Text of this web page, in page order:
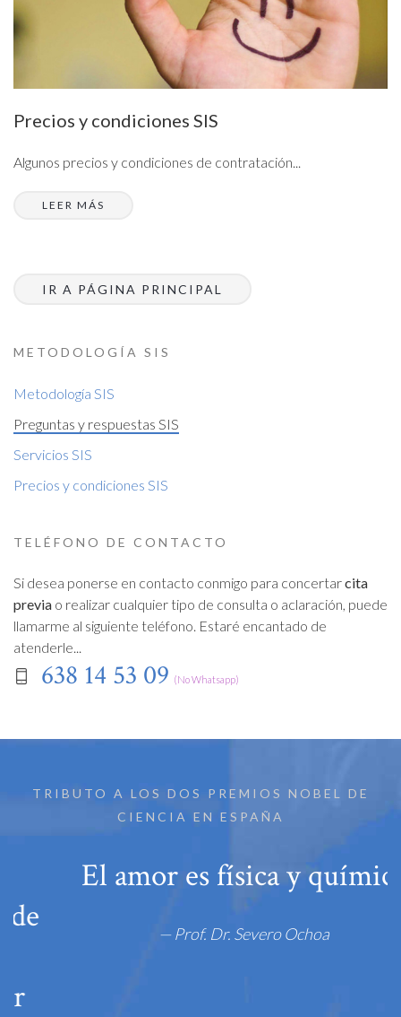
Precios y condiciones SIS
Algunos precios y condiciones de contratación...
LEER MÁS
IR A PÁGINA PRINCIPAL
METODOLOGÍA SIS
Metodología SIS
Preguntas y respuestas SIS
Servicios SIS
Precios y condiciones SIS
TELÉFONO DE CONTACTO
Si desea ponerse en contacto conmigo para concertarcita
previa o realizar cualquier tipo de consulta o aclaración, puede
llamarme al siguiente teléfono. Estaré encantado de
atenderle...
638 14 53 09 (No Whatsapp)
TRIBUTO A LOS DOS PREMIOS NOBEL DE
CIENCIA EN ESPAÑA
El amor es física y química
— Prof. Dr. Severo Ochoa